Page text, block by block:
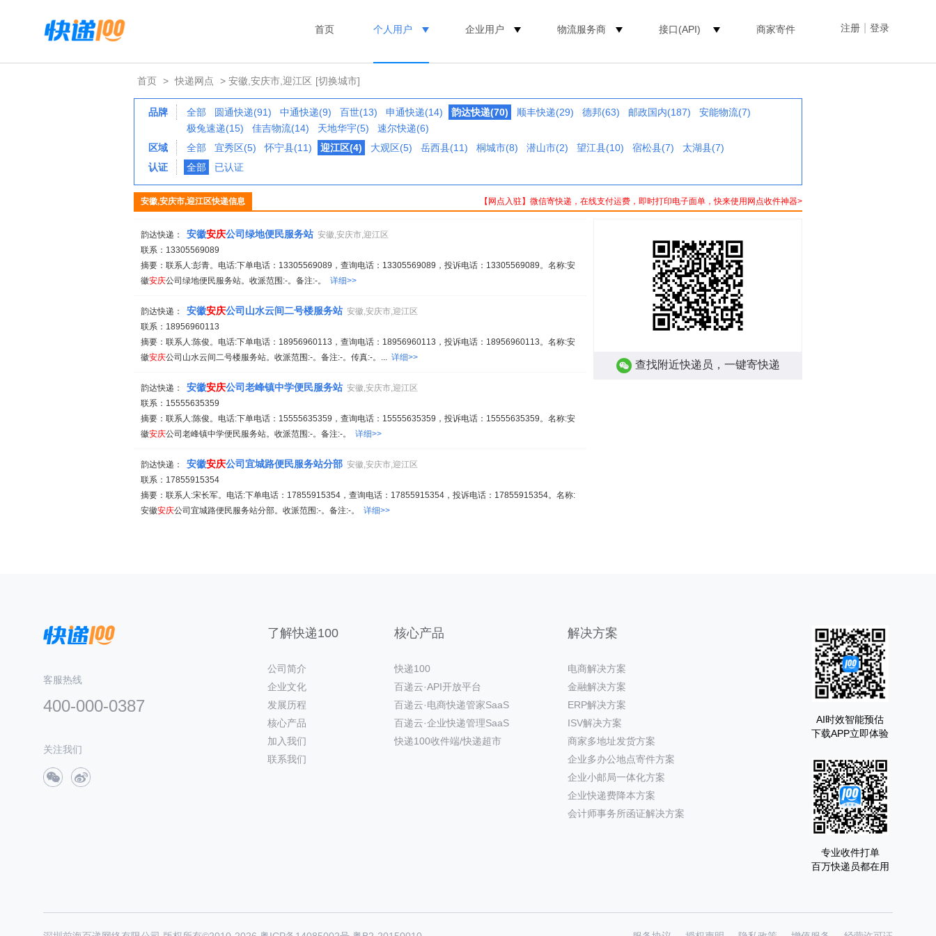
注册 登录
首页 个人用户 企业用户 物流服务商 接口(API) 商家寄件
首页 > 快递网点 > 安徽,安庆市,迎江区 [切换城市]
品牌 全部 圆通快递(91) 中通快递(9) 百世(13) 申通快递(14) 韵达快递(70) 顺丰快递(29) 德邦(63) 邮政国内(187)
安能物流(7)
极兔速递(15)
佳吉物流(14) 天地华宇(5)
速尔快递(6)
区域
全部 宜秀区(5) 怀宁县(11) 迎江区(4) 大观区(5) 岳西县(11) 桐城市(8) 潜山市(2) 望江县(10) 宿松县(7)
太湖县(7)
认证
全部 已认证
【网点入驻】微信寄快递，在线支付运费，即时打印电子面单，快来使用网点收件神器>
安徽,安庆市,迎江区快递信息
韵达快递： 安徽安庆公司绿地便民服务站 安徽,安庆市,迎江区
联系：13305569089
摘要：联系人:彭青。电话:下单电话：13305569089，查询电话：13305569089，投诉电话：13305569089。名称:安
徽安庆公司绿地便民服务站。收派范围:-。备注:-。 详细>>
韵达快递： 安徽安庆公司山水云间二号楼服务站 安徽,安庆市,迎江区
联系：18956960113
摘要：联系人:陈俊。电话:下单电话：18956960113，查询电话：18956960113，投诉电话：18956960113。名称:安
徽安庆公司山水云间二号楼服务站。收派范围:-。备注:-。传真:-。... 详细>>
韵达快递： 安徽安庆公司老峰镇中学便民服务站 安徽,安庆市,迎江区
联系：15555635359
摘要：联系人:陈俊。电话:下单电话：15555635359，查询电话：15555635359，投诉电话：15555635359。名称:安
徽安庆公司老峰镇中学便民服务站。收派范围:-。备注:-。 详细>>
韵达快递： 安徽安庆公司宜城路便民服务站分部 安徽,安庆市,迎江区
联系：17855915354
摘要：联系人:宋长军。电话:下单电话：17855915354，查询电话：17855915354，投诉电话：17855915354。名称:
安徽安庆公司宜城路便民服务站分部。收派范围:-。备注:-。 详细>>
查找附近快递员，一键寄快递
客服热线
400-000-0387
关注我们
了解快递100
公司简介
企业文化
发展历程
核心产品
加入我们
联系我们
核心产品
快递100
百递云·API开放平台
百递云·电商快递管家SaaS
百递云·企业快递管理SaaS
快递100收件端/快递超市
解决方案
电商解决方案
金融解决方案
ERP解决方案
ISV解决方案
商家多地址发货方案
企业多办公地点寄件方案
企业小邮局一体化方案
企业快递费降本方案
会计师事务所函证解决方案
AI时效智能预估
下载APP立即体验
专业收件打单
百万快递员都在用